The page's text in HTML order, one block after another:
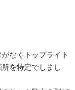
なくトップライト
を特定でしまし